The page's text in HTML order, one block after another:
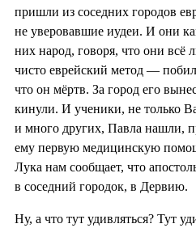
пришли из соседних городов
не уверовавшие иудеи. И они
них народ, говоря, что они
чисто еврейский метод —
что он мёртв. За город его
кинули. И ученики, не только
и много других, Павла нашли,
ему первую медицинскую
Лука нам сообщает, что
в соседний городок, в Дервию.
Ну, а что тут удивляться? Тут